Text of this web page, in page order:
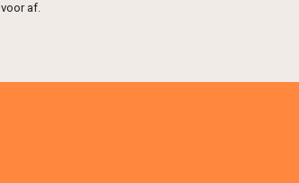
voor af.